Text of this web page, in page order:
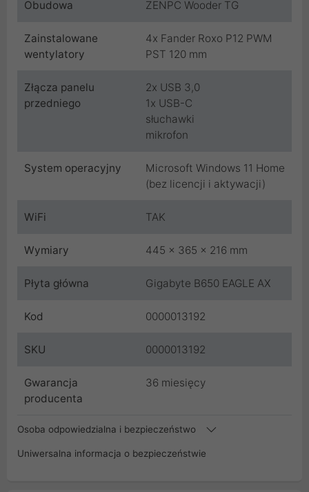
Obudowa ZENPC Wooder TG
Zainstalowane
wentylatory
4x Fander Roxo P12 PWM
PST 120 mm
Złącza panelu
przedniego
2x USB 3,0
1x USB-C
słuchawki
mikrofon
System operacyjny
Microsoft Windows 11 Home
(bez licencji i aktywacji)
WiFi TAK
Wymiary 445 x 365 x 216 mm
Płyta główna Gigabyte B650 EAGLE AX
Kod 0000013192
SKU 0000013192
Gwarancja
producenta
36 miesięcy
Osoba odpowiedzialna i bezpieczeństwo
Uniwersalna informacja o bezpieczeństwie